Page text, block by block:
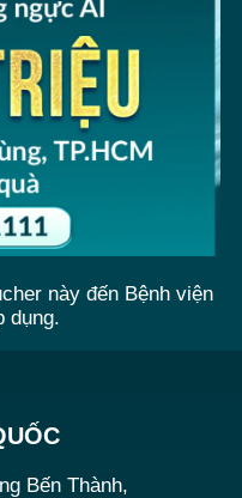
này đến Bệnh viện
dụng.
Bến Thành,